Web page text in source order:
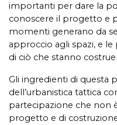
importanti per dare la
conoscere il progetto e
momenti generano da
approccio agli spazi, e
di ciò che stanno
Gli ingredienti di questa
dell’urbanistica tattica
partecipazione che non
progetto e di